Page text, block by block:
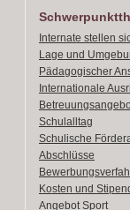
Internate stellen
Lage und
Pädagogischer
Internationale
Schulalltag
Schulische
Abschlüsse
Kosten und
Angebot Sport